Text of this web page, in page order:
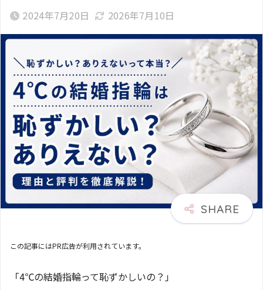
2024年7月20日 2026年7月10日
この記事にはPR広告が利用されています。
「4℃の結婚指輪って恥ずかしいの？」